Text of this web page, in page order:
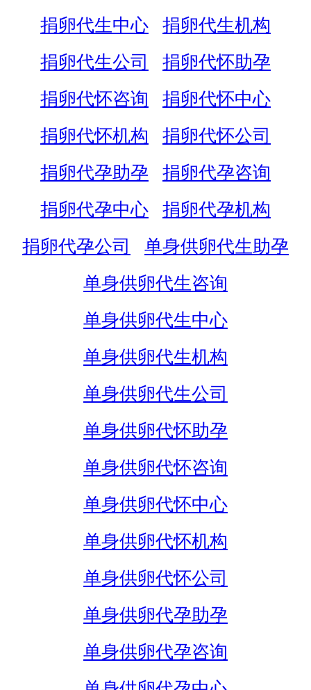
捐卵代生中心
捐卵代生机构
捐卵代生公司
捐卵代怀助孕
捐卵代怀咨询
捐卵代怀中心
捐卵代怀机构
捐卵代怀公司
捐卵代孕助孕
捐卵代孕咨询
捐卵代孕中心
捐卵代孕机构
捐卵代孕公司
单身供卵代生助孕
单身供卵代生咨询
单身供卵代生中心
单身供卵代生机构
单身供卵代生公司
单身供卵代怀助孕
单身供卵代怀咨询
单身供卵代怀中心
单身供卵代怀机构
单身供卵代怀公司
单身供卵代孕助孕
单身供卵代孕咨询